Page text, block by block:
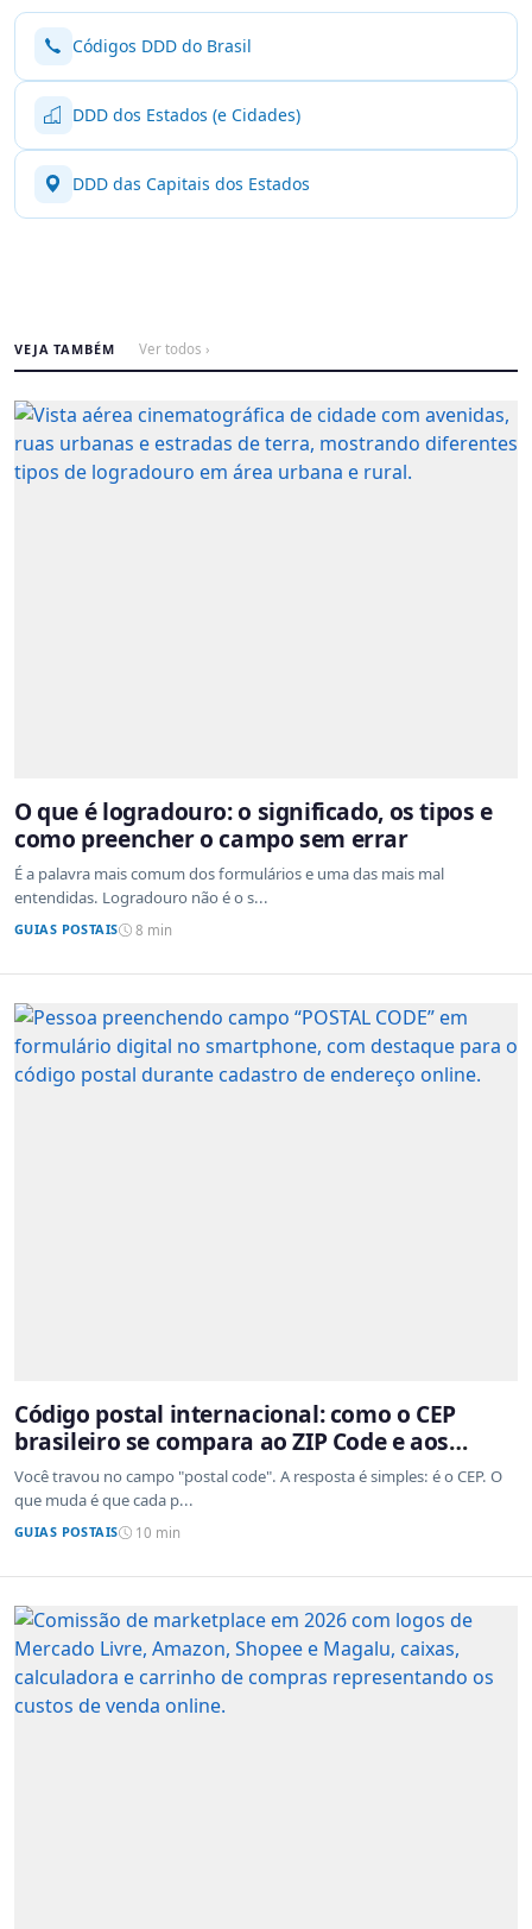
Códigos DDD do Brasil
DDD dos Estados (e Cidades)
DDD das Capitais dos Estados
VEJA TAMBÉM Ver todos ›
O que é logradouro: o significado, os tipos e
como preencher o campo sem errar
É a palavra mais comum dos formulários e uma das mais mal
entendidas. Logradouro não é o s...
GUIAS POSTAIS 8 min
Código postal internacional: como o CEP
brasileiro se compara ao ZIP Code e aos
sistemas de outros países
Você travou no campo "postal code". A resposta é simples: é o CEP. O
que muda é que cada p...
GUIAS POSTAIS 10 min